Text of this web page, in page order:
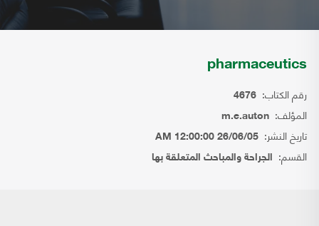
pharmaceutics
رقم الكتاب: 4676
المؤلف: m.e.auton
تاريخ النشر: 26/06/05 12:00:00 AM
القسم: الجراحة والمباحث المتعلقة بها